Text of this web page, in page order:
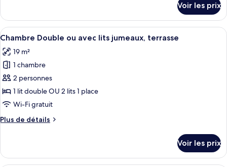
Chambre
Double
pour
1
personne
le
type
de
Chambre
Double
pour
personne
Voir les prix
Afficher
toutes
les
photos
pour
ce
type
chambre :
ou
Une chambre d’hôtel avec deux lits,
6
Chambre Double ou avec lits jumeaux, terrasse
19 m²
1 chambre
2 personnes
1 lit double OU 2 lits 1 place
Wi-Fi gratuit
Plus de détails
Plus
le
type
Voir les prix